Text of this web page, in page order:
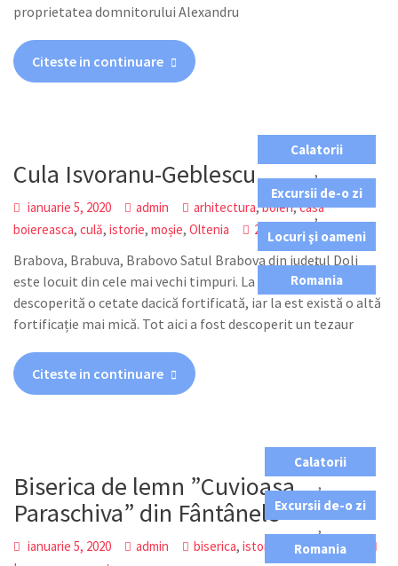
proprietatea domnitorului Alexandru
Citeste in continuare
Calatorii
,
Excursii de-o zi
,
Locuri şi oameni
,
Romania
Cula Isvoranu-Geblescu
ianuarie 5, 2020 admin arhitectura,boieri,casa
boiereasca,culă,istorie,moșie,Oltenia 2 Comments
Brabova, Brabuva, Brabovo Satul Brabova din județul Dolj
este locuit din cele mai vechi timpuri. La vest de sat a fost
descoperită o cetate dacică fortificată, iar la est există o altă
fortificație mai mică. Tot aici a fost descoperit un tezaur
Citeste in continuare
Calatorii
,
Excursii de-o zi
,
Romania
Biserica de lemn ”Cuvioasa
Paraschiva” din Fântânele
ianuarie 5, 2020 admin biserica,istorie lemn,Oltenia